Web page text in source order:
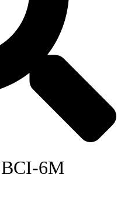
6M